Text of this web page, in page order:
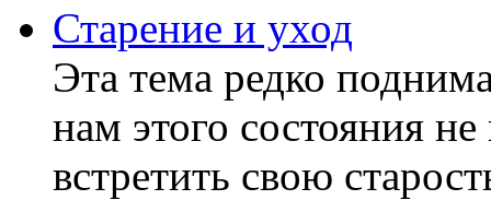
Старение и уход
Эта тема редко
нам этого состояния
встретить свою